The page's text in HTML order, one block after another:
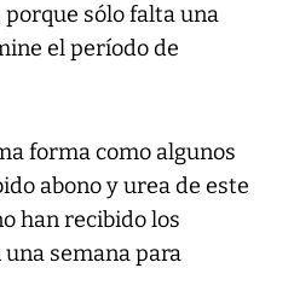
sólo falta una
el período de
forma como algunos
abono y urea de este
han recibido los
semana para